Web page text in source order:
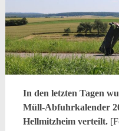
In den letzten Tagen
Müll-Abfuhrkalender
Hellmitzheim verteilt.